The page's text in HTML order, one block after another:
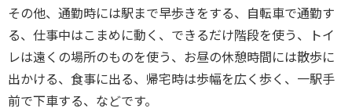
その他、通勤時には駅まで早歩きをする、自転車で通勤す
る、仕事中はこまめに動く、できるだけ階段を使う、トイ
レは遠くの場所のものを使う、お昼の休憩時間には散歩に
出かける、食事に出る、帰宅時は歩幅を広く歩く、一駅手
前で下車する、などです。